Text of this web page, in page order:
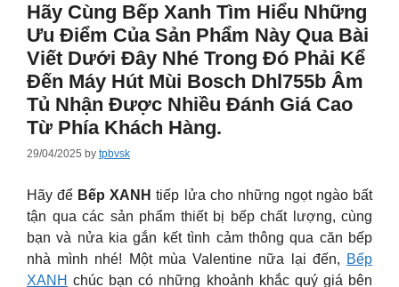
Hãy Cùng Bếp Xanh Tìm Hiểu Những
Ưu Điểm Của Sản Phẩm Này Qua Bài
Viết Dưới Đây Nhé Trong Đó Phải Kể
Đến Máy Hút Mùi Bosch Dhl755b Âm
Tủ Nhận Được Nhiều Đánh Giá Cao
Từ Phía Khách Hàng.
29/04/2025 by tpbvsk
Hãy để Bếp XANH tiếp lửa cho những ngọt ngào bất
tận qua các sản phẩm thiết bị bếp chất lượng, cùng
bạn và nửa kia gắn kết tình cảm thông qua căn bếp
nhà mình nhé! Một mùa Valentine nữa lại đến, Bếp
XANH chúc bạn có những khoảnh khắc quý giá bên